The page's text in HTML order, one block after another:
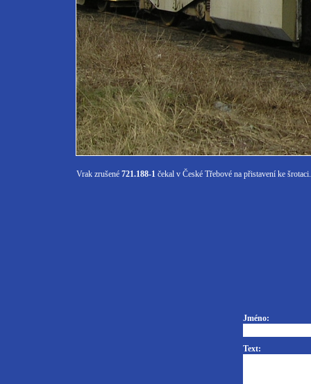
Vrak zrušené 721.188-1 čekal v České Třebové na přistavení ke šrotaci.
Jméno:
Text: